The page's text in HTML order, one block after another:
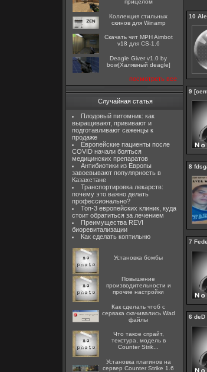
прицелом
Коллекция стильных
скинов для Winamp
Скачать чит MPH Aimbot
v18 для CS-1.6
Deagle Giver v1.0 by
bow[Халявный deagle]
посмотреть все
Случайная статья
Плодовый питомник: как
выращивают, прививают и
подготавливают саженцы к
продаже
Европейские пациенты после
COVID начали бояться
медицинских препаратов
Антибиотики из Европы
завоевывают популярность в
Казахстане
Транспортировка лекарств:
почему это важно делать
профессионально?
Топ-3 европейских клиник, куда
стоит обратиться за лечением
Преимущества REVI
биоревитализации
Как сделать коптильню
Установка бомбы
Повышение
производительности и
прочие настройки
Как сделать чтоб с
сервака скачивались Wad
файлы
Что такое спрайт,
текстура, модель в
Counter Strik...
Установка плагинов на
сервер Counter Strike 1.6
10
9
8
7
6 deD